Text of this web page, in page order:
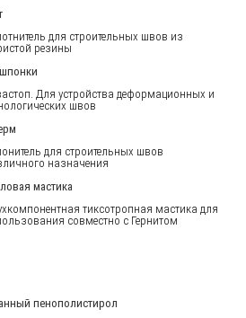
для строительных швов из
резины
Для устройства деформационных и
швов
для строительных швов
назначения
мастика
тиксотропная мастика для
совместно с Гернитом
пенополистирол